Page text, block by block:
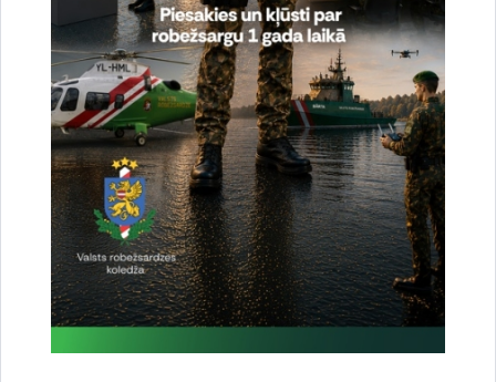
Uzsāka VRS amatpersonu, kuru dienesta
pienākumu izpildes ietvaros notiek saskarsme ar
patvēruma meklētājiem un atgriežamajiem
ārzemniekiem, apmācības darbam ar
nepilngadīgajām personām